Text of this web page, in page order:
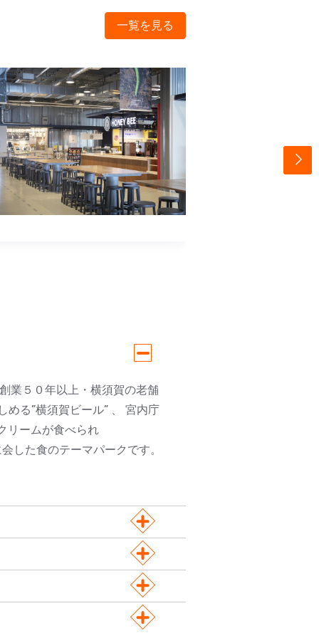
一覧を見る
業５０年以上・横須賀の老舗
める”横須賀ビール” 、 宮内庁
リームが食べられ
した食のテーマパークです。